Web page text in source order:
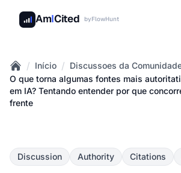
AmICited byFlowHunt
Home
/ Início / Discussoes da
O que torna algumas fontes mais
em IA? Tentando entender por que
frente
Discussion Authority Citations